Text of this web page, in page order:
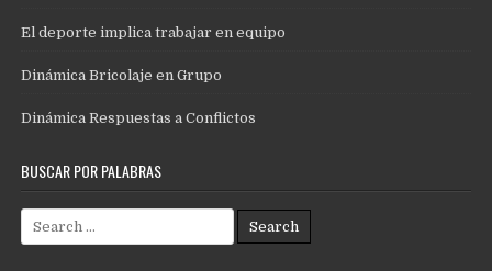
El deporte implica trabajar en equipo
Dinámica Bricolaje en Grupo
Dinámica Respuestas a Conflictos
BUSCAR POR PALABRAS
Search
for: